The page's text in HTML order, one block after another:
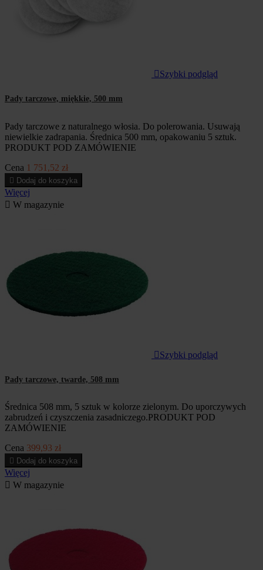
 Szybki podgląd
Pady tarczowe, miękkie, 500 mm
Pady tarczowe z naturalnego włosia. Do polerowania. Usuwają
niewielkie zadrapania. Średnica 500 mm, opakowaniu 5 sztuk.
PRODUKT POD ZAMÓWIENIE
Cena 1 751,52 zł
 Dodaj do koszyka
Więcej
 W magazynie
 Szybki podgląd
Pady tarczowe, twarde, 508 mm
Średnica 508 mm, 5 sztuk w kolorze zielonym. Do uporczywych
zabrudzeń i czyszczenia zasadniczego.PRODUKT POD
ZAMÓWIENIE
Cena 399,93 zł
 Dodaj do koszyka
Więcej
 W magazynie